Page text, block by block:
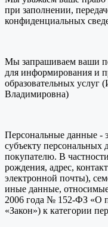
при заполнении,
конфиденциальных
Мы запрашиваем ваши
для информирования и
образовательных
Владимировна)
Персональные данные -
субъекту персональных
покупателю. В
рождения, адрес,
электронной почты),
иные данные,
2006 года № 152-ФЗ «О
«Закон») к категории